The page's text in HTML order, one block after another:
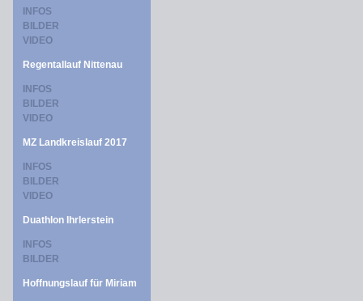
INFOS
BILDER
VIDEO
Regentallauf Nittenau
INFOS
BILDER
VIDEO
MZ Landkreislauf 2017
INFOS
BILDER
VIDEO
Duathlon Ihrlerstein
INFOS
BILDER
Hoffnungslauf für Miriam